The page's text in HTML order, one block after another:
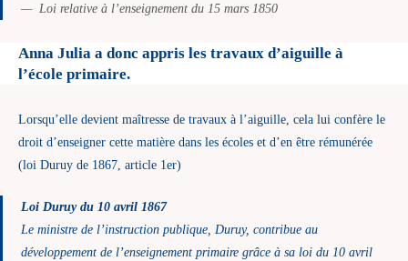
Loi relative à l’enseignement du 15 mars 1850
Anna Julia a donc appris les travaux d’aiguille à
l’école primaire.
Lorsqu’elle devient maîtresse de travaux à l’aiguille, cela lui confère le
droit d’enseigner cette matière dans les écoles et d’en être rémunérée
(loi Duruy de 1867, article 1er)
Loi Duruy du 10 avril 1867
Le ministre de l’instruction publique, Duruy, contribue au
développement de l’enseignement primaire grâce à sa loi du 10 avril